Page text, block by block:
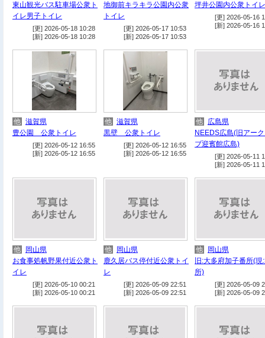
東山観光バス駐車場公衆ト
イレ男子トイレ
[更] 2026-05-18 10:28
[新] 2026-05-18 10:28
地御前キラキラ公園内公衆
トイレ
[更] 2026-05-17 10:53
[新] 2026-05-17 10:53
坪井公園内公衆トイレ
[更] 2026-05-16
[新] 2026-05-16
他 滋賀県
豊公園 公衆トイレ
[更] 2026-05-12 16:55
[新] 2026-05-12 16:55
他 滋賀県
黒壁 公衆トイレ
[更] 2026-05-12 16:55
[新] 2026-05-12 16:55
他
広島県
NEEDS広島(旧アー
ブ迎賓館広島)
[更] 2026-05-11
[新] 2026-05-11
他
岡山県
お食事処帆野果付近公衆ト
イレ
[更] 2026-05-10 00:21
[新] 2026-05-10 00:21
他
岡山県
鹿久居バス停付近公衆トイ
レ
[更] 2026-05-09 22:51
[新] 2026-05-09 22:51
他
岡山県
旧:大多府加子番所(現
所)
[更] 2026-05-09
[新] 2026-05-09